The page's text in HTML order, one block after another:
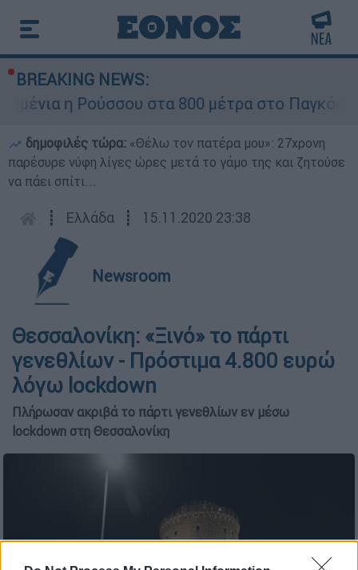
BREAKING NEWS:
η Ρούσσου στα 800 μέτρα στο
δημοφιλές τώρα: «Θέλω τον πατέρα μου»: 27χρονη
παρέσυρε νύφη λίγες ώρες μετά το γάμο της και ζητούσε
να πάει σπίτι...
┋ Ελλάδα ┋ 15.11.2020 23:38
Newsroom
Θεσσαλονίκη: «Ξινό» το πάρτι
γενεθλίων - Πρόστιμα 4.800 ευρώ
λόγω lockdown
Πλήρωσαν ακριβά το πάρτι γενεθλίων εν μέσω
lockdown στη Θεσσαλονίκη